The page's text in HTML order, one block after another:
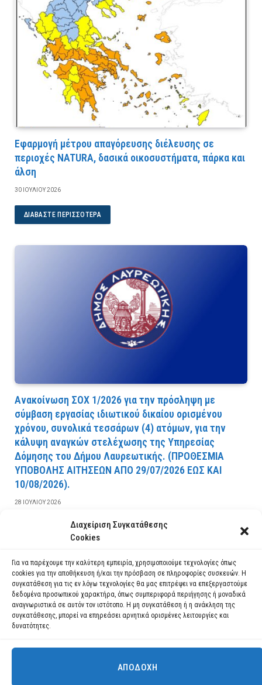
Διαχείριση Συγκατάθεσης
Cookies
Για να παρέχουμε την καλύτερη εμπειρία, χρησιμοποιούμε τεχνολογίες όπως
cookies για την αποθήκευση ή/και την πρόσβαση σε πληροφορίες συσκευών. Η
συγκατάθεση για τις εν λόγω τεχνολογίες θα μας επιτρέψει να επεξεργαστούμε
δεδομένα προσωπικού χαρακτήρα, όπως συμπεριφορά περιήγησης ή μοναδικά
αναγνωριστικά σε αυτόν τον ιστότοπο. Η μη συγκατάθεση ή η ανάκληση της
συγκατάθεσης, μπορεί να επηρεάσει αρνητικά ορισμένες λειτουργίες και
δυνατότητες.
ΑΠΟΔΟΧΉ
Εφαρμογή μέτρου απαγόρευσης διέλευσης σε
περιοχές NATURA, δασικά οικοσυστήματα, πάρκα και
άλση
30 ΙΟΥΛΊΟΥ 2026
ΔΙΑΒΆΣΤΕ ΠΕΡΙΣΣΌΤΕΡΑ
Ανακοίνωση ΣΟΧ 1/2026 για την πρόσληψη με
σύμβαση εργασίας ιδιωτικού δικαίου ορισμένου
χρόνου, συνολικά τεσσάρων (4) ατόμων, για την
κάλυψη αναγκών στελέχωσης της Υπηρεσίας
Δόμησης του Δήμου Λαυρεωτικής. (ΠPOΘEΣMIA
YΠOBOΛHΣ AITHΣEΩN AΠO 29/07/2026 EΩΣ KAI
10/08/2026).
28 ΙΟΥΛΊΟΥ 2026
ΔΙΑΒΆΣΤΕ ΠΕΡΙΣΣΌΤΕΡΑ
Χρησιμοποιούμε cookies για να σας προσφέρουμε τη βέλτιστη εμπειρία